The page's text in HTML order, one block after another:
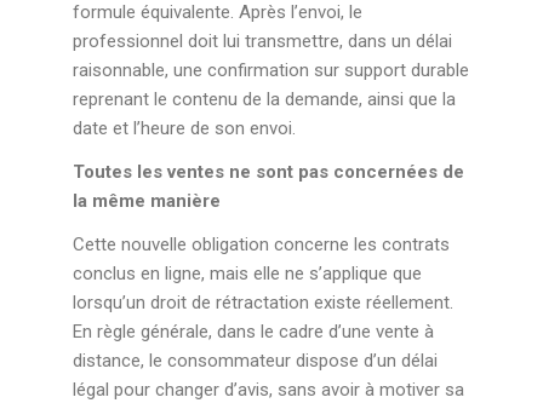
formule équivalente. Après l’envoi, le
professionnel doit lui transmettre, dans un délai
raisonnable, une confirmation sur support durable
reprenant le contenu de la demande, ainsi que la
date et l’heure de son envoi.
Toutes les ventes ne sont pas concernées de
la même manière
Cette nouvelle obligation concerne les contrats
conclus en ligne, mais elle ne s’applique que
lorsqu’un droit de rétractation existe réellement.
En règle générale, dans le cadre d’une vente à
distance, le consommateur dispose d’un délai
légal pour changer d’avis, sans avoir à motiver sa